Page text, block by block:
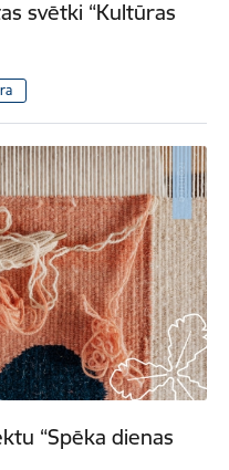
svētki “Kultūras
“Spēka dienas